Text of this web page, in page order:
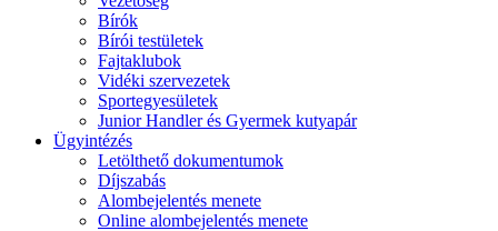
Bírók
Bírói testületek
Fajtaklubok
Vidéki szervezetek
Sportegyesületek
Junior Handler és Gyermek kutyapár
Ügyintézés
Letölthető dokumentumok
Díjszabás
Alombejelentés menete
Online alombejelentés menete